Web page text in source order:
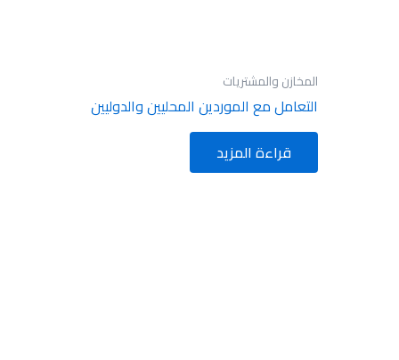
المخازن والمشتريات
التعامل مع الموردين المحليين والدوليين
قراءة المزيد